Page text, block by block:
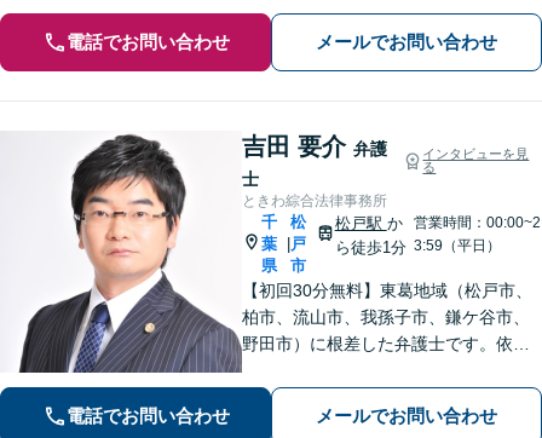
電話でお問い合わせ メールでお問い合わせ
吉田 要介 弁護
士
インタビューを見
る
ときわ綜合法律事務所
千
葉
県
松
戸
市
松戸駅 か
ら徒歩1分
営業時間：00:00~2
3:59（平日）
【初回30分無料】東葛地域（松戸市、
柏市、流山市、我孫子市、鎌ケ谷市、
野田市）に根差した弁護士です。依頼
の解決に当たります。離婚・交通事
故・債務整理をはじめとする諸問題に
電話でお問い合わせ メールでお問い合わせ